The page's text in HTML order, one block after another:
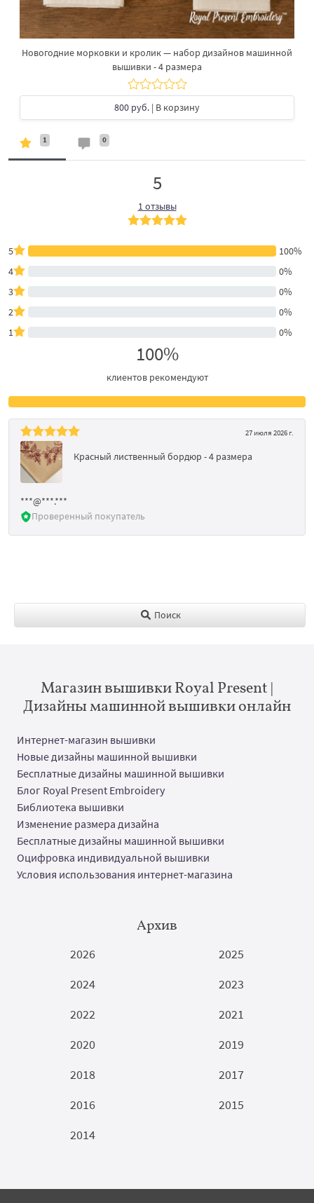
Новогодние морковки и кролик — набор дизайнов машинной
вышивки - 4 размера
800 руб. | В корзину
1 0
5
1 отзывы
5
100%
4
0%
3
0%
2
0%
1
0%
100%
клиентов рекомендуют
27 июля 2026 г.
Красный лиственный бордюр - 4 размера
***@***.***
Проверенный покупатель
Поиск
Магазин вышивки Royal Present |
Дизайны машинной вышивки онлайн
Интернет-магазин вышивки
Новые дизайны машинной вышивки
Бесплатные дизайны машинной вышивки
Блог Royal Present Embroidery
Библиотека вышивки
Изменение размера дизайна
Бесплатные дизайны машинной вышивки
Оцифровка индивидуальной вышивки
Условия использования интернет-магазина
Архив
2026
2025
2024
2023
2022
2021
2020
2019
2018
2017
2016
2015
2014